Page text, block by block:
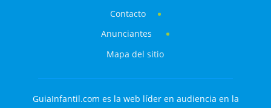
Contacto
Anunciantes
Mapa del sitio
GuiaInfantil.com es la web líder en audiencia en la